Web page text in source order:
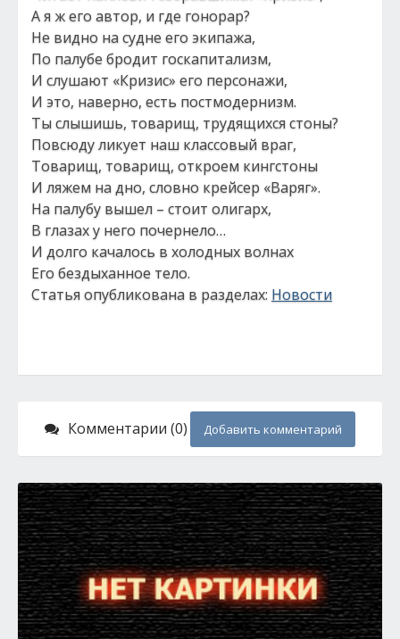
А я ж его автор, и где гонорар?
Не видно на судне его экипажа,
По палубе бродит госкапитализм,
И слушают «Кризис» его персонажи,
И это, наверно, есть постмодернизм.
Ты слышишь, товарищ, трудящихся стоны?
Повсюду ликует наш классовый враг,
Товарищ, товарищ, откроем кингстоны
И ляжем на дно, словно крейсер «Варяг».
На палубу вышел – стоит олигарх,
В глазах у него почернело…
И долго качалось в холодных волнах
Его бездыханное тело.
Статья опубликована в разделах: Новости
Комментарии (0) Добавить комментарий